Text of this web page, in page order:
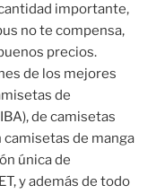
importante,
no te compensa,
precios.
de los mejores
de
de camisetas
camisetas de manga
única de
y además de todo